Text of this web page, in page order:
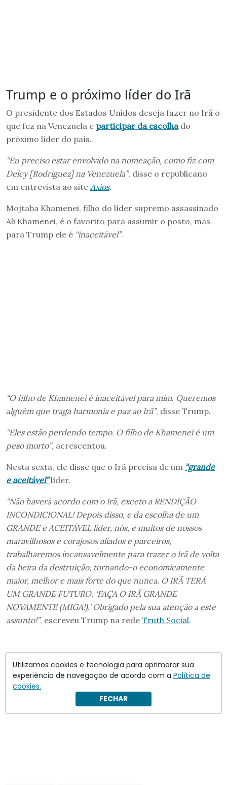
Trump e o próximo líder do Irã
O presidente dos Estados Unidos deseja fazer no Irã o
que fez na Venezuela e participar da escolhado
próximo líder do país.
“Eu preciso estar envolvido na nomeação, como fiz com
Delcy [Rodriguez] na Venezuela”, disse o republicano
em entrevista ao site Axios.
Mojtaba Khamenei, filho do líder supremo assassinado
Ali Khamenei, é o favorito para assumir o posto, mas
para Trump ele é “inaceitável”.
“O filho de Khamenei é inaceitável para mim. Queremos
alguém que traga harmonia e paz ao Irã”, disse Trump.
“Eles estão perdendo tempo. O filho de Khamenei é um
peso morto”, acrescentou.
Nesta sexta, ele disse que o Irã precisa de um “grande
e aceitável”líder.
“Não haverá acordo com o Irã, exceto a RENDIÇÃO
INCONDICIONAL! Depois disso, e da escolha de um
GRANDE e ACEITÁVEL líder, nós, e muitos de nossos
maravilhosos e corajosos aliados e parceiros,
trabalharemos incansavelmente para trazer o Irã de volta
da beira da destruição, tornando-o economicamente
maior, melhor e mais forte do que nunca. O IRÃ TERÁ
UM GRANDE FUTURO. ‘FAÇA O IRÃ GRANDE
NOVAMENTE (MIGA!).’ Obrigado pela sua atenção a este
assunto!”, escreveu Trump na rede Truth Social.
Utilizamos cookies e tecnologia para aprimorar sua
experiência de navegação de acordo com a Política de
cookies.
FECHAR